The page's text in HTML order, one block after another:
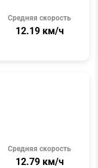
Средняя скорость
12.19 км/ч
Средняя скорость
12.79 км/ч